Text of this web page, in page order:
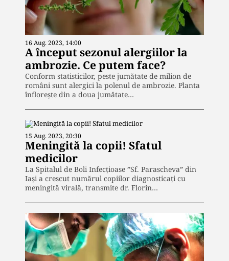
16 Aug. 2023, 14:00
A început sezonul alergiilor la
ambrozie. Ce putem face?
Conform statisticilor, peste jumătate de milion de
români sunt alergici la polenul de ambrozie. Planta
înflorește din a doua jumătate…
15 Aug. 2023, 20:30
Meningită la copii! Sfatul
medicilor
La Spitalul de Boli Infecțioase ”Sf. Parascheva” din
Iași a crescut numărul copiilor diagnosticați cu
meningită virală, transmite dr. Florin…